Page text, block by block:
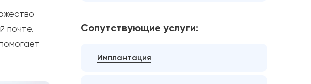
Сопутствующие услуги:
Имплантация
почте.